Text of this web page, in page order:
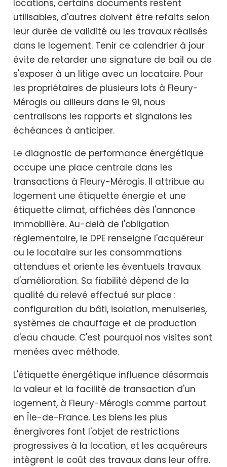
locations, certains documents restent
utilisables, d'autres doivent être refaits selon
leur durée de validité ou les travaux réalisés
dans le logement. Tenir ce calendrier à jour
évite de retarder une signature de bail ou de
s'exposer à un litige avec un locataire. Pour
les propriétaires de plusieurs lots à Fleury-
Mérogis ou ailleurs dans le 91, nous
centralisons les rapports et signalons les
échéances à anticiper.
Le diagnostic de performance énergétique
occupe une place centrale dans les
transactions à Fleury-Mérogis. Il attribue au
logement une étiquette énergie et une
étiquette climat, affichées dès l'annonce
immobilière. Au-delà de l'obligation
réglementaire, le DPE renseigne l'acquéreur
ou le locataire sur les consommations
attendues et oriente les éventuels travaux
d'amélioration. Sa fiabilité dépend de la
qualité du relevé effectué sur place :
configuration du bâti, isolation, menuiseries,
systèmes de chauffage et de production
d'eau chaude. C'est pourquoi nos visites sont
menées avec méthode.
L'étiquette énergétique influence désormais
la valeur et la facilité de transaction d'un
logement, à Fleury-Mérogis comme partout
en Île-de-France. Les biens les plus
énergivores font l'objet de restrictions
progressives à la location, et les acquéreurs
intègrent le coût des travaux dans leur offre.